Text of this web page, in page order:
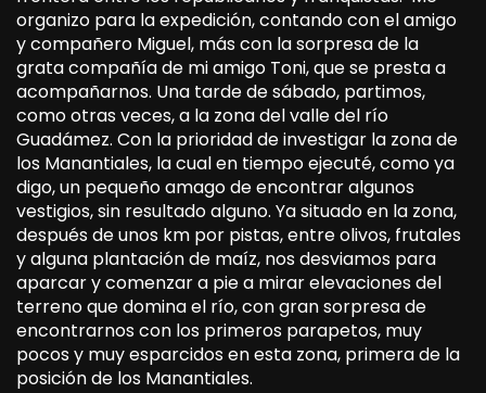
organizo para la expedición, contando con el amigo
y compañero Miguel, más con la sorpresa de la
grata compañía de mi amigo Toni, que se presta a
acompañarnos. Una tarde de sábado, partimos,
como otras veces, a la zona del valle del río
Guadámez. Con la prioridad de investigar la zona de
los Manantiales, la cual en tiempo ejecuté, como ya
digo, un pequeño amago de encontrar algunos
vestigios, sin resultado alguno. Ya situado en la zona,
después de unos km por pistas, entre olivos, frutales
y alguna plantación de maíz, nos desviamos para
aparcar y comenzar a pie a mirar elevaciones del
terreno que domina el río, con gran sorpresa de
encontrarnos con los primeros parapetos, muy
pocos y muy esparcidos en esta zona, primera de la
posición de los Manantiales.